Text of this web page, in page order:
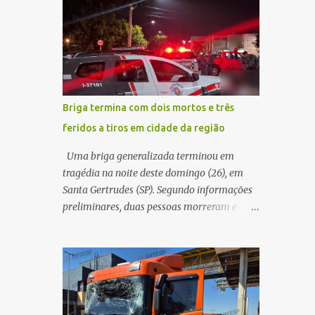
maior benefício possível à população. Essa
reflexão encontra respaldo tanto na teoria
da admini...
quando acabou colidindo na traseira de um
Jeep Renegade. Segundo relato da condutora
do veículo, o trânsito estava lento e
congestionado devido a obras realizadas na
rodovia, momento em que ocorreu o
impacto. Com a violência da colisão, o
motociclista foi arremessado ao solo.
Testemunhas relataram que o capacete teria
se desprendido durante o acidente. O jovem
sofreu ferimentos gravíssimos e morreu
ainda no local. Equipes de resgate e de
atendimento da concessionária responsável
socorro à vítima. No entanto, o óbito foi
constatado ainda no local do acidente. A
Polícia Militar Rodoviária compareceu para
o registro da ocorrência...
Briga termina com dois mortos e três
feridos a tiros em cidade da região
Uma briga generalizada terminou em
tragédia na noite deste domingo (26), em
Santa Gertrudes (SP). Segundo informações
preliminares, duas pessoas morreram e
adega. O caso aconteceu por volta das
20h40, na região da Avenida João Vitte. De
acordo com as primeiras informações, a
confusão teria começado dentro do